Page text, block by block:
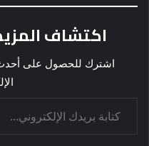
اكتشاف
اشترك للحصول على أحدث